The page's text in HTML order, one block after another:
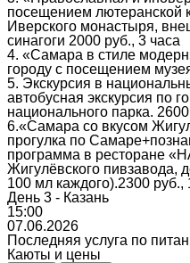
посещением лютеранской
Иверского монастыря,
синагоги 2000 руб., 3 часа
4. «Самара в стиле
городу с посещением
5. Экскурсия в
автобусная экскурсия по
национального парка.
6.«Самара со вкусом
прогулка по
программа в ресторане
Жигулёвского пивзавода,
100 мл каждого).2300 руб.,
День 3 - Казань
15:00
07.06.2026
Последняя услуга по
Каюты и цены